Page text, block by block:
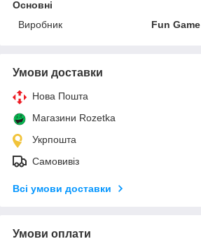
Основні
Виробник
Fun Game
Умови доставки
Нова Пошта
Магазини Rozetka
Укрпошта
Самовивіз
Всі умови доставки
Умови оплати